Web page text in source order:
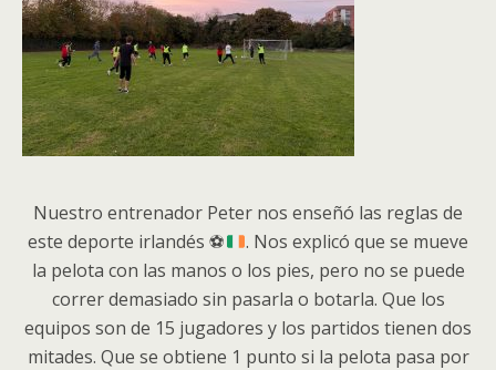
Nuestro entrenador Peter nos enseñó las reglas de
este deporte irlandés⚽
. Nos explicó que se mueve
la pelota con las manos o los pies, pero no se puede
correr demasiado sin pasarla o botarla. Que los
equipos son de 15 jugadores y los partidos tienen dos
mitades. Que se obtiene 1 punto si la pelota pasa por